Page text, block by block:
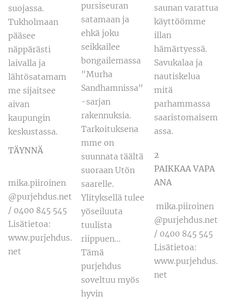
suojassa.
Tukholmaan
pääsee
näppärästi
laivalla ja
lähtösatamam
me sijaitsee
aivan
kaupungin
keskustassa.
TÄYNNÄ
mika.piiroinen
@purjehdus.net
/ 0400 845 545
Lisätietoa:
www.purjehdus.
net
pursiseuran
satamaan ja
ehkä joku
seikkailee
bongailemassa
"Murha
Sandhamnissa"
-sarjan
rakennuksia.
Tarkoituksena
mme on
suunnata täältä
suoraan Utön
saarelle.
Ylityksellä tulee
yöseiluuta
tuulista
riippuen...
Tämä
purjehdus
soveltuu myös
hyvin
saunan varattua
käyttöömme
illan
hämärtyessä.
Savukalaa ja
nautiskelua
mitä
parhammassa
saaristomaisem
assa.
2
PAIKKAA VAPA
ANA
mika.piiroinen
@purjehdus.net
/ 0400 845 545
Lisätietoa:
www.purjehdus.
net